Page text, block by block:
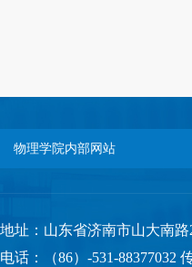
物理学院内部网站
地址：山东省济南市山大南路
电话：（86）-531-88377032